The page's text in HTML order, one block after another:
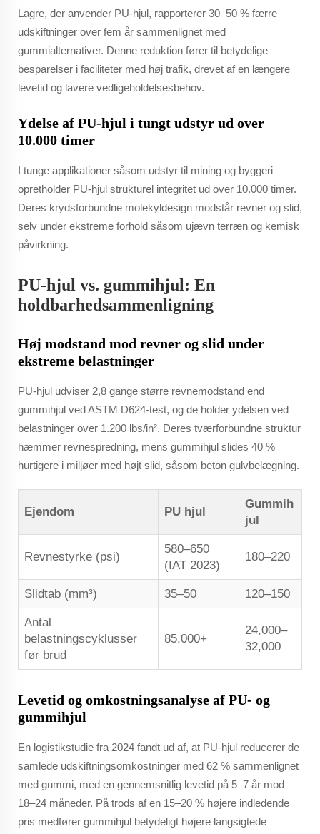
Lagre, der anvender PU-hjul, rapporterer 30–50 % færre
udskiftninger over fem år sammenlignet med
gummialternativer. Denne reduktion fører til betydelige
besparelser i faciliteter med høj trafik, drevet af en længere
levetid og lavere vedligeholdelsesbehov.
Ydelse af PU-hjul i tungt udstyr ud over
10.000 timer
I tunge applikationer såsom udstyr til mining og byggeri
opretholder PU-hjul strukturel integritet ud over 10.000 timer.
Deres krydsforbundne molekyldesign modstår revner og slid,
selv under ekstreme forhold såsom ujævn terræn og kemisk
påvirkning.
PU-hjul vs. gummihjul: En
holdbarhedsammenligning
Høj modstand mod revner og slid under
ekstreme belastninger
PU-hjul udviser 2,8 gange større revnemodstand end
gummihjul ved ASTM D624-test, og de holder ydelsen ved
belastninger over 1.200 lbs/in². Deres tværforbundne struktur
hæmmer revnespredning, mens gummihjul slides 40 %
hurtigere i miljøer med højt slid, såsom beton gulvbelægning.
Ejendom PU hjul
Gummih
jul
Revnestyrke (psi)
580–650
(IAT 2023)
180–220
Slidtab (mm³) 35–50 120–150
Antal
belastningscyklusser
før brud
85,000+
24,000–
32,000
Levetid og omkostningsanalyse af PU- og
gummihjul
En logistikstudie fra 2024 fandt ud af, at PU-hjul reducerer de
samlede udskiftningsomkostninger med 62 % sammenlignet
med gummi, med en gennemsnitlig levetid på 5–7 år mod
18–24 måneder. På trods af en 15–20 % højere indledende
pris medfører gummihjul betydeligt højere langsigtede